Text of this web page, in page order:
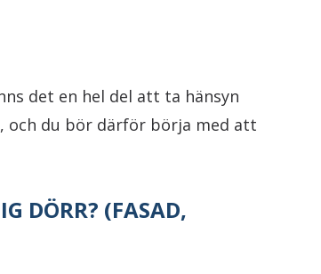
det en hel del att ta hänsyn
och du bör därför börja med att
DÖRR? (FASAD,